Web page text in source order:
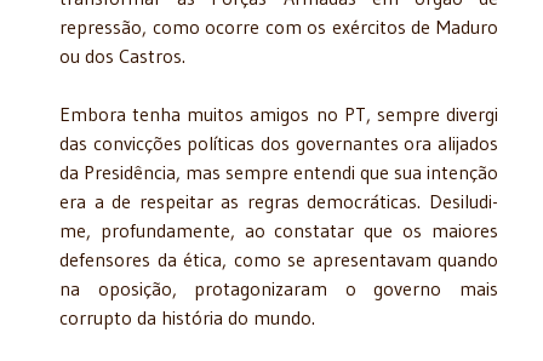
repressão, como ocorre com os exércitos de Maduro
ou dos Castros.
Embora tenha muitos amigos no PT, sempre divergi
das convicções políticas dos governantes ora alijados
da Presidência, mas sempre entendi que sua intenção
era a de respeitar as regras democráticas. Desiludi-
me, profundamente, ao constatar que os maiores
defensores da ética, como se apresentavam quando
na oposição, protagonizaram o governo mais
corrupto da história do mundo.